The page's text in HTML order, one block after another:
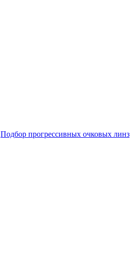
Подбор прогрессивных очковых линз